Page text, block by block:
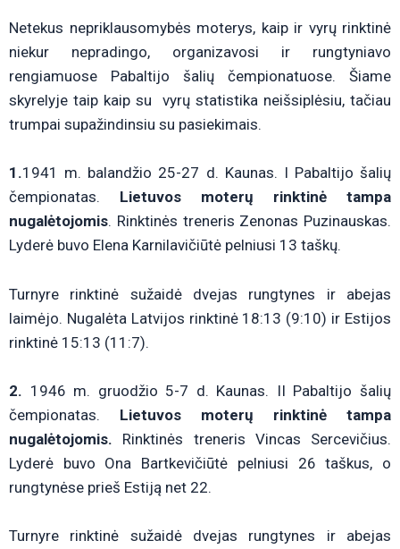
Netekus nepriklausomybės moterys, kaip ir vyrų rinktinė
niekur nepradingo, organizavosi ir rungtyniavo
rengiamuose Pabaltijo šalių čempionatuose. Šiame
skyrelyje taip kaip su vyrų statistika neišsiplėsiu, tačiau
trumpai supažindinsiu su pasiekimais.
1.1941 m. balandžio 25-27 d. Kaunas. I Pabaltijo šalių
čempionatas. Lietuvos moterų rinktinė tampa
nugalėtojomis. Rinktinės treneris Zenonas Puzinauskas.
Lyderė buvo Elena Karnilavičiūtė pelniusi 13 taškų.
Turnyre rinktinė sužaidė dvejas rungtynes ir abejas
laimėjo. Nugalėta Latvijos rinktinė 18:13 (9:10) ir Estijos
rinktinė 15:13 (11:7).
2. 1946 m. gruodžio 5-7 d. Kaunas. II Pabaltijo šalių
čempionatas. Lietuvos moterų rinktinė tampa
nugalėtojomis. Rinktinės treneris Vincas Sercevičius.
Lyderė buvo Ona Bartkevičiūtė pelniusi 26 taškus, o
rungtynėse prieš Estiją net 22.
Turnyre rinktinė sužaidė dvejas rungtynes ir abejas